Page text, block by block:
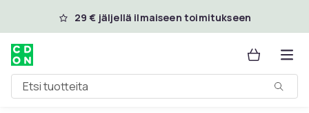
Ohita ja siirry pääsisältöön
29 € jäljellä ilmaiseen toimitukseen
Etsi tuotteita